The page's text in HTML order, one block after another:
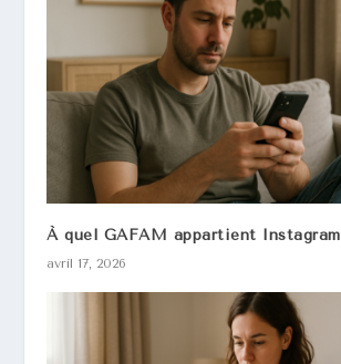
À quel GAFAM appartient Instagram
avril 17, 2026